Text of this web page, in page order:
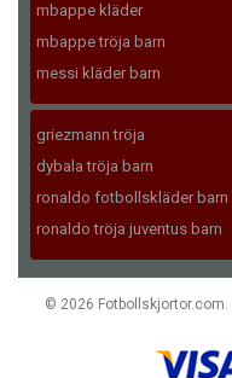
mbappe kläder
mbappe tröja barn
messi kläder barn
griezmann tröja
dybala tröja barn
ronaldo fotbollskläder barn
ronaldo tröja juventus barn
© 2026 Fotbollskjortor.com.